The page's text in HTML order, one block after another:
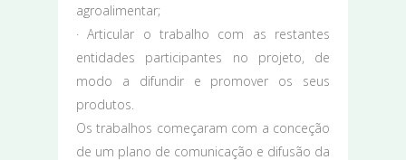
agroalimentar;
· Articular o trabalho com as restantes
entidades participantes no projeto, de
modo a difundir e promover os seus
produtos.
Os trabalhos começaram com a conceção
de um plano de comunicação e difusão da